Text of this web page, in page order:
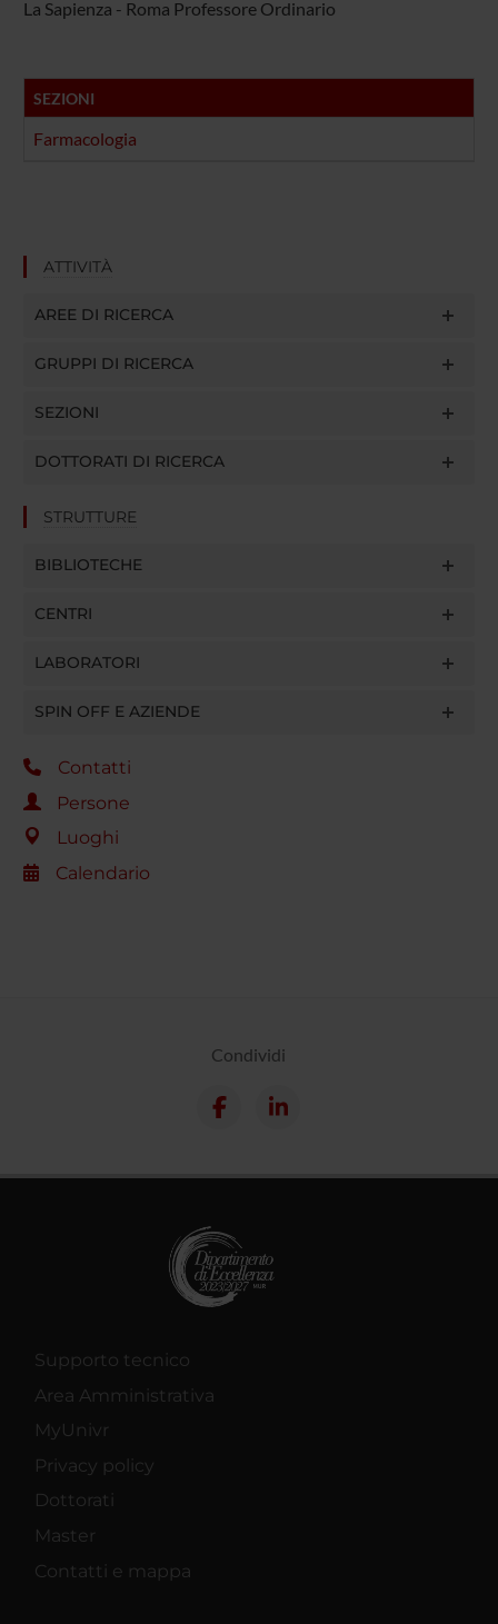
La Sapienza - Roma Professore Ordinario
SEZIONI
Farmacologia
ATTIVITÀ
AREE DI RICERCA
GRUPPI DI RICERCA
SEZIONI
DOTTORATI DI RICERCA
STRUTTURE
BIBLIOTECHE
CENTRI
LABORATORI
SPIN OFF E AZIENDE
Contatti
Persone
Luoghi
Calendario
Condividi
Supporto tecnico
Area Amministrativa
MyUnivr
Privacy policy
Dottorati
Master
Contatti e mappa